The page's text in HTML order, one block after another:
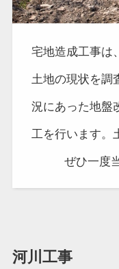
宅地造成工事は
土地の現状を調
況にあった地盤
工を行います。
ぜひ一度
河川工事